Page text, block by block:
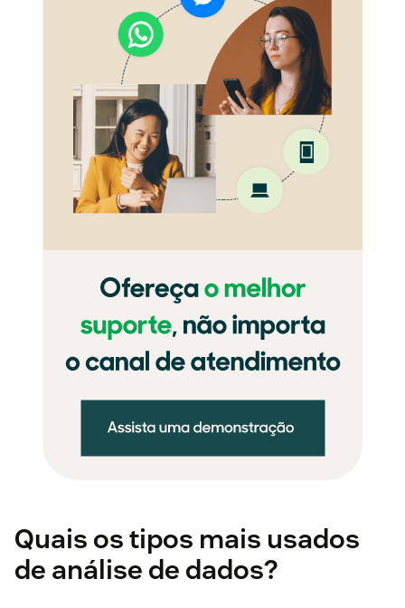
Quais os tipos mais usados
de análise de dados?